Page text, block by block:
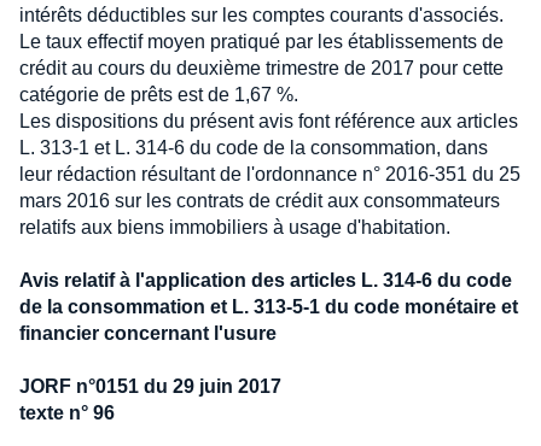
intérêts déductibles sur les comptes courants d'associés.
Le taux effectif moyen pratiqué par les établissements de
crédit au cours du deuxième trimestre de 2017 pour cette
catégorie de prêts est de 1,67 %.
Les dispositions du présent avis font référence aux articles
L. 313-1 et L. 314-6 du code de la consommation, dans
leur rédaction résultant de l'ordonnance n° 2016-351 du 25
mars 2016 sur les contrats de crédit aux consommateurs
relatifs aux biens immobiliers à usage d'habitation.
Avis relatif à l'application des articles L. 314-6 du code
de la consommation et L. 313-5-1 du code monétaire et
financier concernant l'usure
JORF n°0151 du 29 juin 2017
texte n° 96